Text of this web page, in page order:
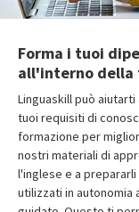
Forma i tuoi
all'interno della
Linguaskill può
tuoi requisiti di
formazione per
nostri materiali di
l'inglese e a
utilizzati in autonomia